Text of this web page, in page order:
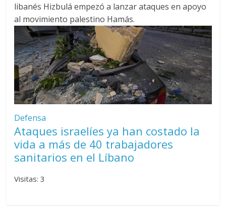
libanés Hizbulá empezó a lanzar ataques en apoyo
al movimiento palestino Hamás.
Defensa
Ataques israelíes ya han costado la
vida a más de 40 trabajadores
sanitarios en el Líbano
Visitas: 3